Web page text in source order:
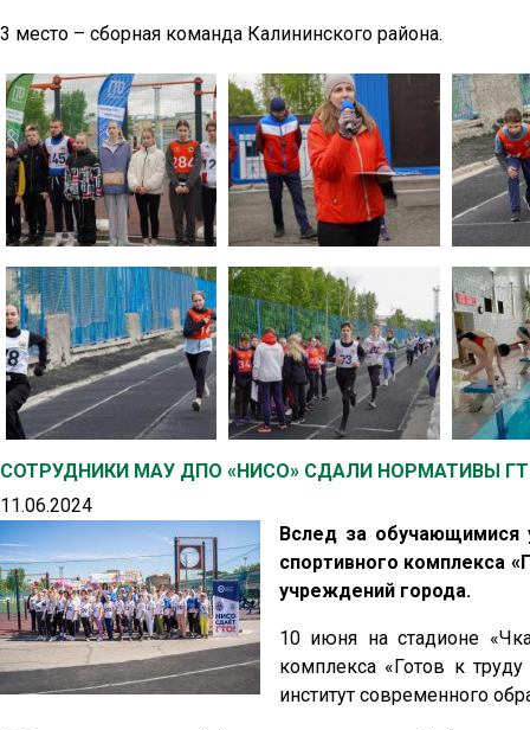
3 место – сборная команда Калининского района.
СОТРУДНИКИ МАУ ДПО «НИСО» СДАЛИ НОРМАТИВЫ
11.06.2024
Вслед за обучающимися
спортивного комплекса
учреждений города.
10 июня на стадионе
комплекса «Готов к
институт современного